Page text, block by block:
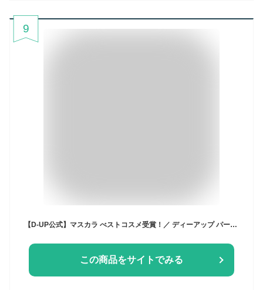
9
【D-UP公式】マスカラ べストコスメ受賞！／ ディーアップ パーフェクトエクステンション マスカラ ピュアブラウン [ウォータープルーフ お湯で落ちる]
この商品をサイトでみる